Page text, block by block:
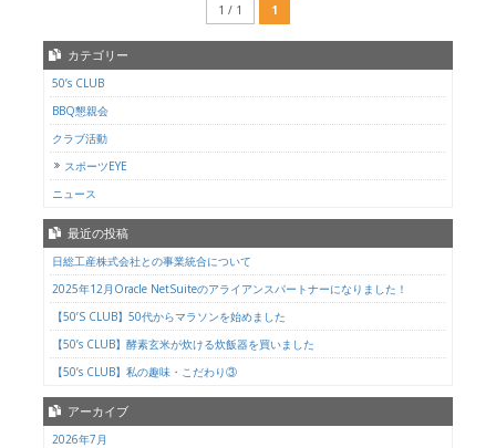
1 / 1 1
カテゴリー
50’s CLUB
BBQ懇親会
クラブ活動
スポーツEYE
ニュース
最近の投稿
日総工産株式会社との事業統合について
2025年12月Oracle NetSuiteのアライアンスパートナーになりました！
【50’S CLUB】50代からマラソンを始めました
【50’s CLUB】酵素玄米が炊ける炊飯器を買いました
【50’s CLUB】私の趣味・こだわり③
アーカイブ
2026年7月